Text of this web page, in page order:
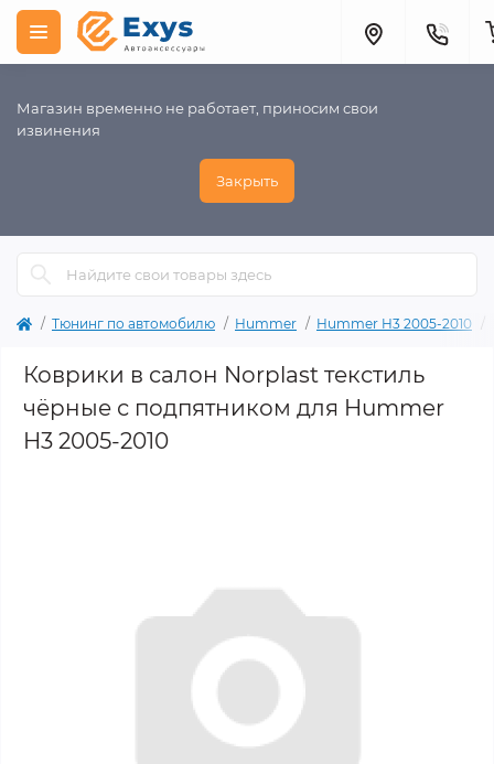
Магазин временно не работает, приносим свои
извинения
Закрыть
Тюнинг по автомобилю Hummer Hummer H3 2005-2010
Коврики в салон Norplast текстиль
чёрные с подпятником для Hummer
H3 2005-2010